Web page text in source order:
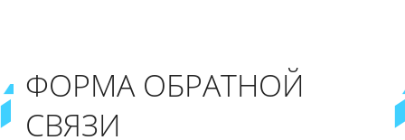
ФОРМА ОБРАТНОЙ
СВЯЗИ